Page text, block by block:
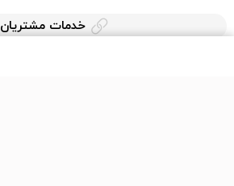
خدمات مشتریان